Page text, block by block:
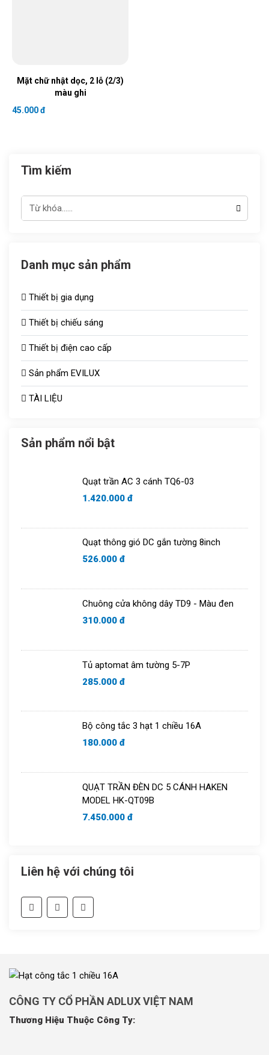
Mặt chữ nhật dọc, 2 lỗ (2/3)
màu ghi
45.000 đ
Tìm kiếm
Danh mục sản phẩm
Thiết bị gia dụng
Thiết bị chiếu sáng
Thiết bị điện cao cấp
Đèn chiếu sáng TOT
Công tắc ổ cắm
Quạt thông gió
Sản phẩm EVILUX
Bóng sưởi
Bóng bulb
TÀI LIỆU
Sản phẩm nổi bật
Quạt trần AC 3 cánh TQ6-03
1.420.000 đ
Quạt thông gió DC gắn tường 8inch
526.000 đ
Chuông cửa không dây TD9 - Màu đen
310.000 đ
Tủ aptomat âm tường 5-7P
285.000 đ
Bộ công tắc 3 hạt 1 chiều 16A
180.000 đ
QUẠT TRẦN ĐÈN DC 5 CÁNH HAKEN
MODEL HK-QT09B
7.450.000 đ
Liên hệ với chúng tôi
CÔNG TY CỔ PHẦN ADLUX VIỆT NAM
Thương Hiệu Thuộc Công Ty: